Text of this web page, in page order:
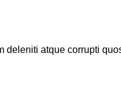
atque corrupti